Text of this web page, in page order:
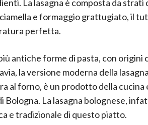
La lasagna è composta da strati
e formaggio grattugiato, il
perfetta.
antiche forme di pasta, con origini
la versione moderna della
al forno, è un prodotto della cucina
Bologna. La lasagna bolognese,
e tradizionale di questo piatto.